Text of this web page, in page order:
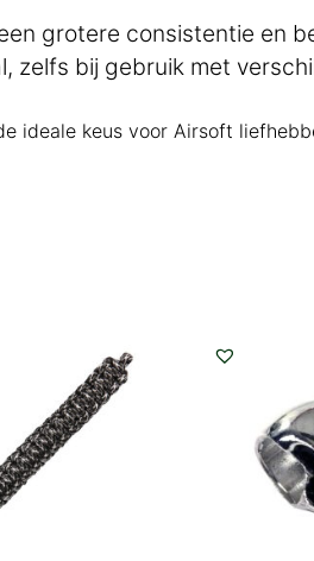
grotere consistentie en
zelfs bij gebruik met
ideale keus voor Airsoft